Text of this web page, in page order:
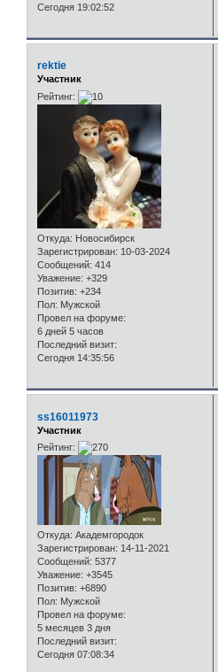
Сегодня 19:02:52
rektie
Участник
Рейтинг:
Откуда: Новосибирск
Зарегистрирован: 10-03-2024
Сообщений: 414
Уважение: +329
Позитив: +234
Пол: Мужской
Провел на форуме:
6 дней 5 часов
Последний визит:
Сегодня 14:35:56
ss16011973
Участник
Рейтинг:
Откуда: Академгородок
Зарегистрирован: 14-11-2021
Сообщений: 5377
Уважение: +3545
Позитив: +6890
Пол: Мужской
Провел на форуме:
5 месяцев 3 дня
Последний визит:
Сегодня 07:08:34